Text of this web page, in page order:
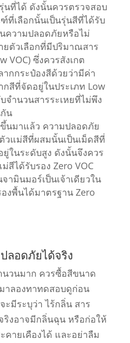
นที่ได้ ดังนั้นควรตรวจสอบ
เลือกนั้นเป็นรุ่นสีที่ได้รับ
ความปลอดภัยหรือไม่
ตัวเลือกที่มีปริมาณสาร
VOC) ซึ่งควรสังเกต
กกระป๋องสีด้วยว่ามีค่า
กสีที่จัดอยู่ในประเภท Low
จำนวนสารระเหยที่ไม่พึง
น
นมาแล้ว ความปลอดภัย
วแม่สีที่ผสมนั้นเป็นเม็ดสีที่
ยู่ในระดับสูง ดังนั้นจึงควร
ได้รับรอง Zero VOC
ามินมอร์เป็นเจ้าเดียวใน
งพื้นได้มาตรฐาน Zero
ลอดภัยได้จริง
วนมาก ควรซื้อสีขนาด
าลองทาทดสอบดูก่อน
ะมีระบุว่า ไร้กลิ่น สาร
ริงอาจมีกลิ่นฉุน หรือก่อให้
คายเคืองได้ และอย่าลืม